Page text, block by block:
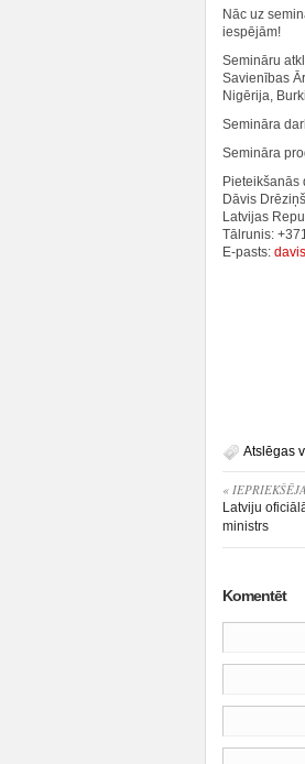
Nāc uz
iespējām!
Semināru
Savienības
Nigērija,
Semināra
Semināra
Pieteikšanās
Dāvis
Latvijas
Tālrunis:
E-pasts:
Atslēgas
«
Latviju
ministrs
Komentēt